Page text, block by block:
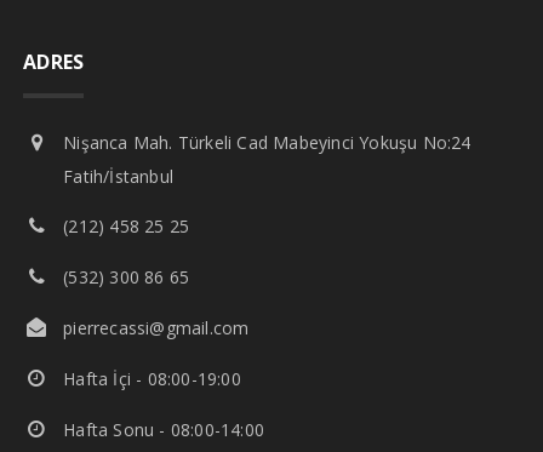
ADRES
Nişanca Mah. Türkeli Cad Mabeyinci Yokuşu No:24
Fatih/İstanbul
(212) 458 25 25
(532) 300 86 65
pierrecassi@gmail.com
Hafta İçi - 08:00-19:00
Hafta Sonu - 08:00-14:00